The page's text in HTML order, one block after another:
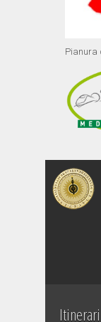
Pianura
Itinerari